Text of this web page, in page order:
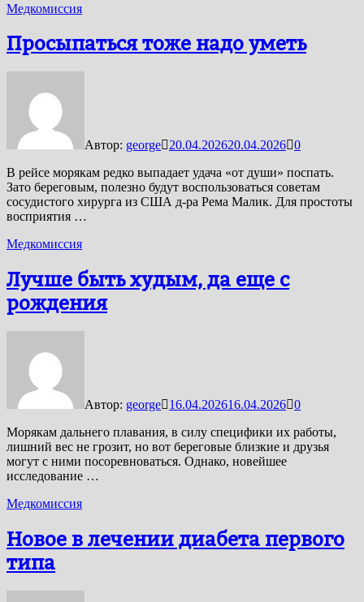
Медкомиссия
Просыпаться тоже надо уметь
Автор: george 20.04.202620.04.2026 0
В рейсе морякам редко выпадает удача «от души» поспать.
Зато береговым, полезно будут воспользоваться советам
сосудистого хирурга из США д-ра Рема Малик. Для простоты
восприятия …
Медкомиссия
Лучше быть худым, да еще с
рождения
Автор: george 16.04.202616.04.2026 0
Морякам дальнего плавания, в силу специфики их работы,
лишний вес не грозит, но вот береговые близкие и друзья
могут с ними посоревноваться. Однако, новейшее
исследование …
Медкомиссия
Новое в лечении диабета первого
типа